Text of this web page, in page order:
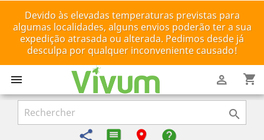
Devido às elevadas temperaturas previstas para
algumas localidades, alguns envios poderão ter a sua
expedição atrasada ou alterada. Pedimos desde já
desculpa por qualquer inconveniente causado!
 shopping_cart


share message-reply-text
room help